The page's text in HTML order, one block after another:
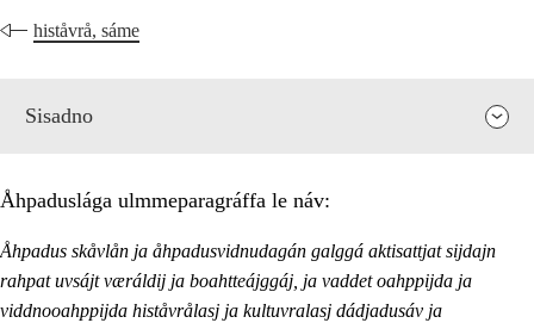
histåvrå, sáme
Sisadno
Åhpaduslága ulmmeparagráffa le náv:
Åhpadus skåvlån ja åhpadusvidnudagán galggá aktisattjat sijdajn
rahpat uvsájt væráldij ja boahtteájggáj, ja vaddet oahppijda ja
viddnooahppijda histåvrålasj ja kultuvralasj dádjadusáv ja